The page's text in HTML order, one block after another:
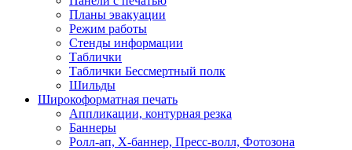
Планы эвакуации
Режим работы
Стенды информации
Таблички
Таблички Бессмертный полк
Шильды
Широкоформатная печать
Аппликации, контурная резка
Баннеры
Ролл-ап, X-баннер, Пресс-волл, Фотозона